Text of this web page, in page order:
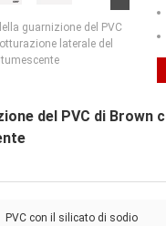
guarnizione del PVC
laterale del
del PVC di
PVC con il silicato di sodio